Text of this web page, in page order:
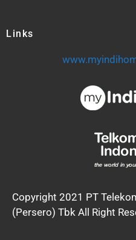
Links
Copyright 2021 PT
(Persero) Tbk All Right